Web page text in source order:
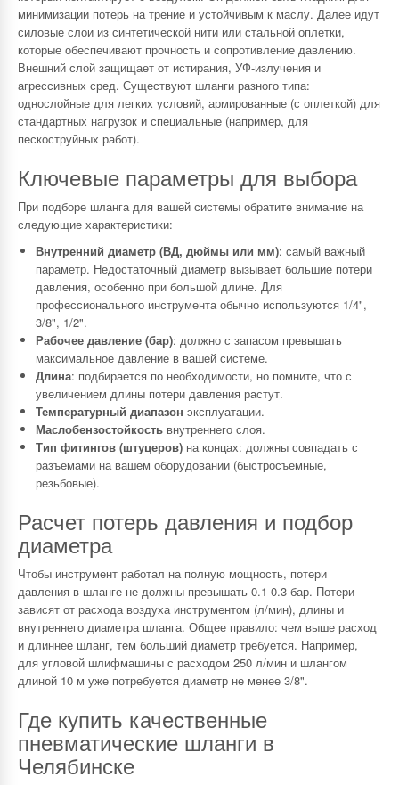
минимизации потерь на трение и устойчивым к маслу. Далее идут
силовые слои из синтетической нити или стальной оплетки,
которые обеспечивают прочность и сопротивление давлению.
Внешний слой защищает от истирания, УФ-излучения и
агрессивных сред. Существуют шланги разного типа:
однослойные для легких условий, армированные (с оплеткой) для
стандартных нагрузок и специальные (например, для
пескоструйных работ).
Ключевые параметры для выбора
При подборе шланга для вашей системы обратите внимание на
следующие характеристики:
Внутренний диаметр (ВД, дюймы или мм): самый важный
параметр. Недостаточный диаметр вызывает большие потери
давления, особенно при большой длине. Для
профессионального инструмента обычно используются 1/4",
3/8", 1/2".
Рабочее давление (бар): должно с запасом превышать
максимальное давление в вашей системе.
Длина: подбирается по необходимости, но помните, что с
увеличением длины потери давления растут.
Температурный диапазон эксплуатации.
Маслобензостойкость внутреннего слоя.
Тип фитингов (штуцеров) на концах: должны совпадать с
разъемами на вашем оборудовании (быстросъемные,
резьбовые).
Расчет потерь давления и подбор
диаметра
Чтобы инструмент работал на полную мощность, потери
давления в шланге не должны превышать 0.1-0.3 бар. Потери
зависят от расхода воздуха инструментом (л/мин), длины и
внутреннего диаметра шланга. Общее правило: чем выше расход
и длиннее шланг, тем больший диаметр требуется. Например,
для угловой шлифмашины с расходом 250 л/мин и шлангом
длиной 10 м уже потребуется диаметр не менее 3/8".
Где купить качественные
пневматические шланги в
Челябинске